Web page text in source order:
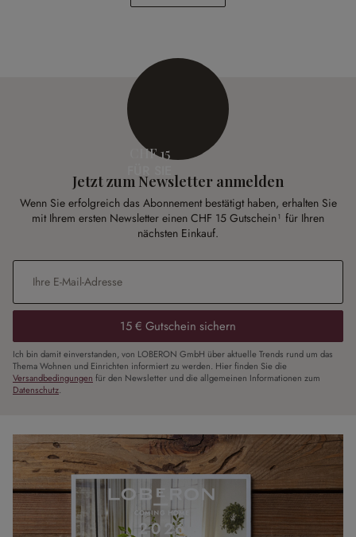
CHF 15
Jetzt zum Newsletter anmelden
Wenn Sie erfolgreich das Abonnement bestätigt haben, erhalten Sie
mit Ihrem ersten Newsletter einen CHF 15 Gutschein¹ für Ihren
nächsten Einkauf.
E-Mail-Adresse
15 € Gutschein sichern
Ich bin damit einverstanden, von LOBERON GmbH über aktuelle Trends rund um das
Thema Wohnen und Einrichten informiert zu werden. Hier finden Sie die
Versandbedingungen für den Newsletter und die allgemeinen Informationen zum
Datenschutz.